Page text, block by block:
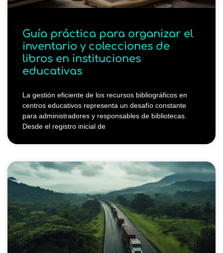
Guía práctica para organizar el
inventario y colecciones de
libros en instituciones
educativas
La gestión eficiente de los recursos bibliográficos en
centros educativos representa un desafío constante
para administradores y responsables de bibliotecas.
Desde el registro inicial de